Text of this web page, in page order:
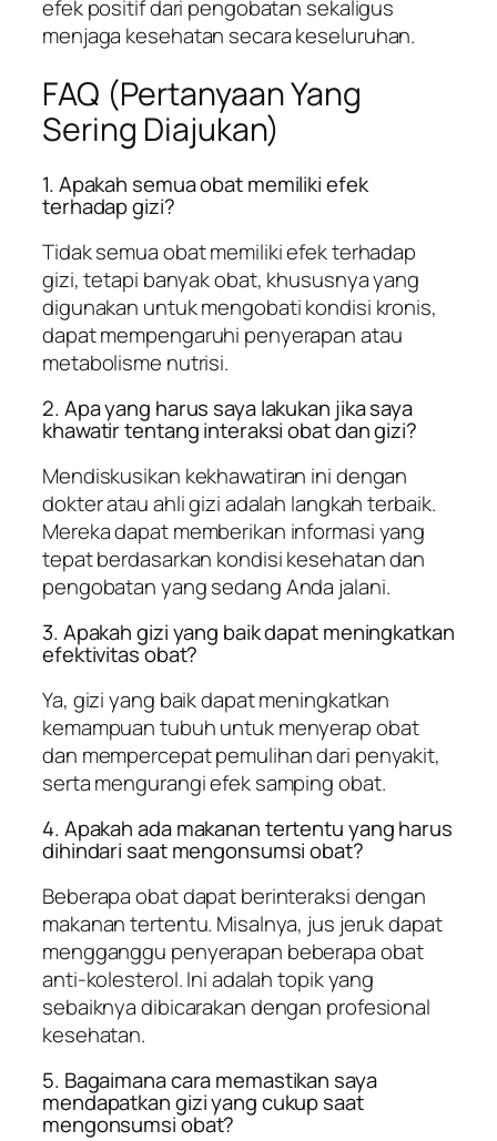
efek positif dari pengobatan sekaligus
menjaga kesehatan secara keseluruhan.
FAQ (Pertanyaan Yang
Sering Diajukan)
1. Apakah semua obat memiliki efek
terhadap gizi?
Tidak semua obat memiliki efek terhadap
gizi, tetapi banyak obat, khususnya yang
digunakan untuk mengobati kondisi kronis,
dapat mempengaruhi penyerapan atau
metabolisme nutrisi.
2. Apa yang harus saya lakukan jika saya
khawatir tentang interaksi obat dan gizi?
Mendiskusikan kekhawatiran ini dengan
dokter atau ahli gizi adalah langkah terbaik.
Mereka dapat memberikan informasi yang
tepat berdasarkan kondisi kesehatan dan
pengobatan yang sedang Anda jalani.
3. Apakah gizi yang baik dapat meningkatkan
efektivitas obat?
Ya, gizi yang baik dapat meningkatkan
kemampuan tubuh untuk menyerap obat
dan mempercepat pemulihan dari penyakit,
serta mengurangi efek samping obat.
4. Apakah ada makanan tertentu yang harus
dihindari saat mengonsumsi obat?
Beberapa obat dapat berinteraksi dengan
makanan tertentu. Misalnya, jus jeruk dapat
mengganggu penyerapan beberapa obat
anti-kolesterol. Ini adalah topik yang
sebaiknya dibicarakan dengan profesional
kesehatan.
5. Bagaimana cara memastikan saya
mendapatkan gizi yang cukup saat
mengonsumsi obat?